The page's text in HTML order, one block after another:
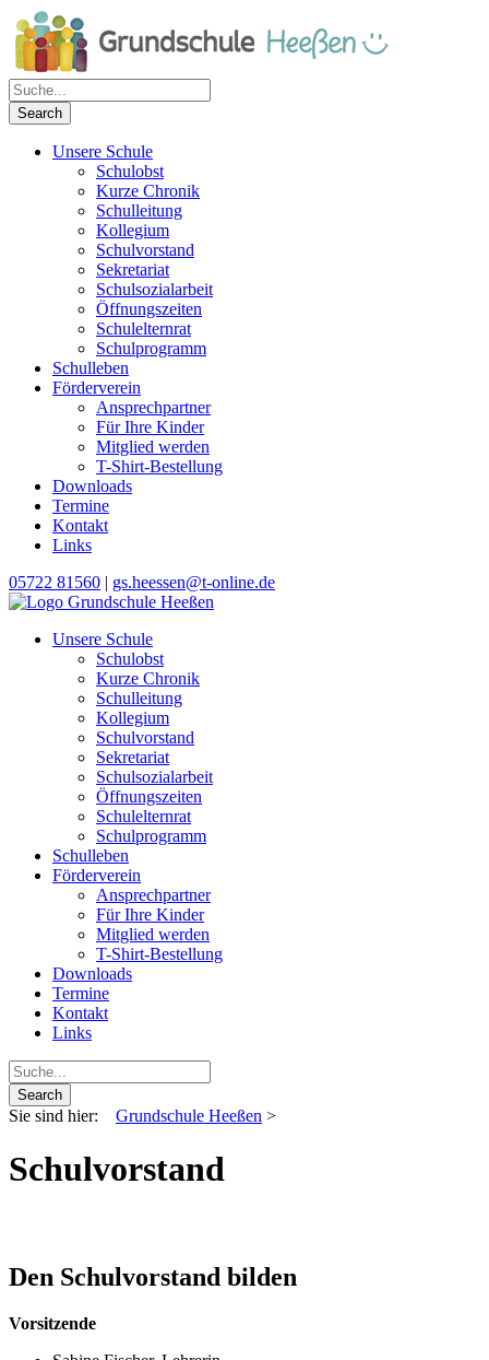
Unsere Schule
Schulobst
Kurze Chronik
Schulleitung
Kollegium
Schulvorstand
Sekretariat
Schulsozialarbeit
Öffnungszeiten
Schulelternrat
Schulprogramm
Schulleben
Förderverein
Ansprechpartner
Für Ihre Kinder
Mitglied werden
T-Shirt-Bestellung
Downloads
Termine
Kontakt
Links
05722 81560 | gs.heessen@t-online.de
Unsere Schule
Schulobst
Kurze Chronik
Schulleitung
Kollegium
Schulvorstand
Sekretariat
Schulsozialarbeit
Öffnungszeiten
Schulelternrat
Schulprogramm
Schulleben
Förderverein
Ansprechpartner
Für Ihre Kinder
Mitglied werden
T-Shirt-Bestellung
Downloads
Termine
Kontakt
Links
Sie sind hier: Grundschule Heeßen >
Schulvorstand
Den Schulvorstand bilden
Vorsitzende